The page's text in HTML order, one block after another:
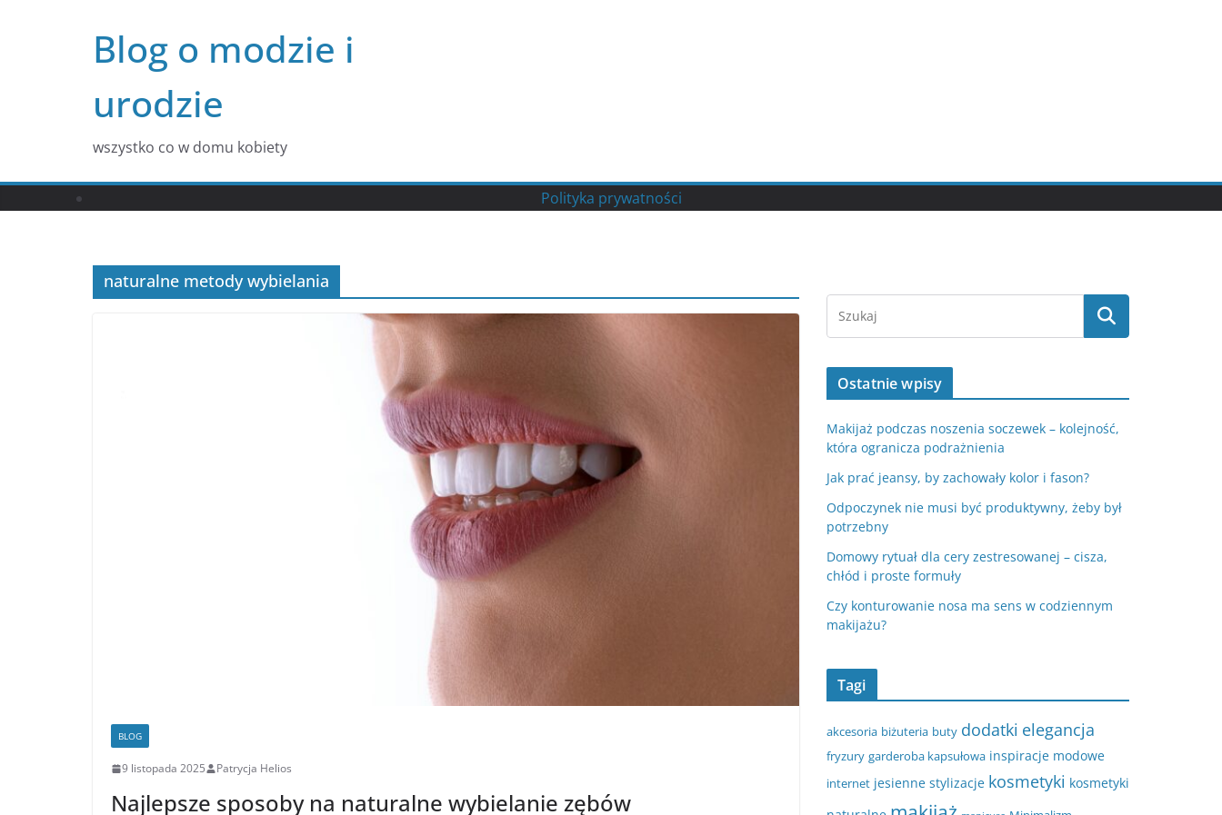
Blog o modzie i
urodzie
wszystko co w domu kobiety
Polityka prywatności
naturalne metody wybielania
BLOG
9 listopada 2025 Patrycja Helios
Najlepsze sposoby na naturalne wybielanie zębów
Ostatnie wpisy
Makijaż podczas noszenia soczewek – kolejność,
która ogranicza podrażnienia
Jak prać jeansy, by zachowały kolor i fason?
Odpoczynek nie musi być produktywny, żeby był
potrzebny
Domowy rytuał dla cery zestresowanej – cisza,
chłód i proste formuły
Czy konturowanie nosa ma sens w codziennym
makijażu?
Tagi
akcesoria biżuteria buty dodatki elegancja
fryzury garderoba kapsułowa inspiracje modowe
internet jesienne stylizacje kosmetyki kosmetyki